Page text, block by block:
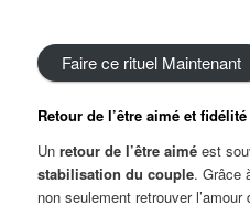
Faire ce rituel Maintenant
Retour de l’être aimé et
Unretour de l’être aimé est
stabilisation du couple. Grâce
non seulement retrouver